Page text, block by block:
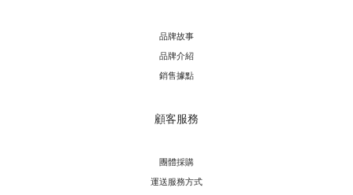
品牌故事
品牌介紹
銷售據點
顧客服務
團體採購
運送服務方式